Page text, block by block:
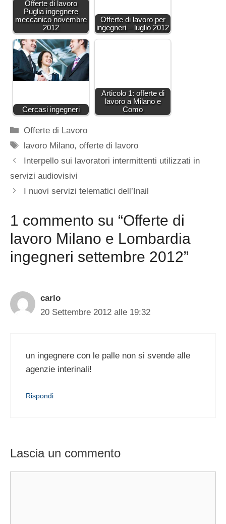
Offerte di lavoro
Puglia ingegnere
meccanico novembre
2012
Offerte di lavoro per
ingegneri – luglio 2012
Cercasi ingegneri
Articolo 1: offerte di
lavoro a Milano e
Como
Categorie
Offerte di Lavoro
Tag
lavoro Milano,offerte di lavoro
Interpello sui lavoratori intermittenti utilizzati in
servizi audiovisivi
I nuovi servizi telematici dell’Inail
1 commento su “Offerte di
lavoro Milano e Lombardia
ingegneri settembre 2012”
carlo
20 Settembre 2012 alle 19:32
un ingegnere con le palle non si svende alle
agenzie interinali!
Rispondi
Lascia un commento